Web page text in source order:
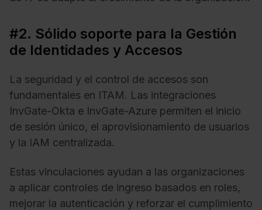
#2. Sólido soporte para la Gestión
de Identidades y Accesos
La seguridad y el control de accesos son
fundamentales en ITAM. Las integraciones
InvGate-Okta e InvGate-Azure permiten el inicio
de sesión único, el aprovisionamiento de usuarios
y la IAM centralizada.
Estas vinculaciones ayudan a las organizaciones
a aplicar controles de ingreso basados en roles,
mejorar la autenticación y reforzar el cumplimiento